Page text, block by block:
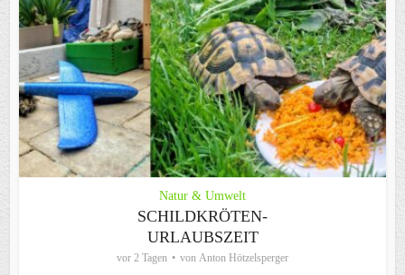
Natur & Umwelt
SCHILDKRÖTEN-
URLAUBSZEIT
vor 2 Tagen von Anton Hötzelsperger